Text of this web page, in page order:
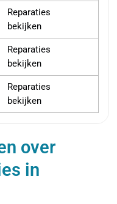
Reparaties
bekijken
Reparaties
bekijken
Reparaties
bekijken
over
in